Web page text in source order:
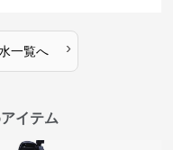
一覧へ ›
イテム